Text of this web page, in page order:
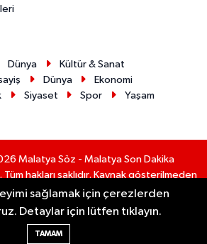
Dünya
Kültür & Sanat
Dünya
Ekonomi
Siyaset Spor Yaşam
Malatya Söz - Malatya Son Dakika
hakları saklıdır. Kaynak gösterilmeden
alıntı yapılamaz.
Yazılımı:
sağlamak için çerezlerden
Detaylar için lütfen tıklayın.
TAMAM